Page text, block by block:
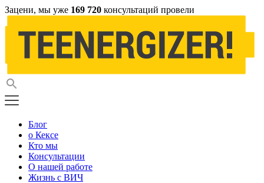
Зацени, мы уже 169 720 консультаций провели
Блог
о Кексе
Кто мы
Консультации
О нашей работе
Жизнь с ВИЧ